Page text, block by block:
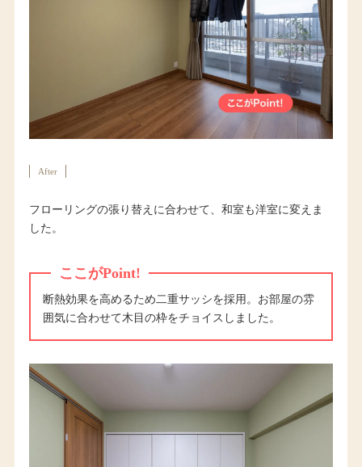
After
フローリングの張り替えに合わせて、和室も洋室に変えま
した。
ここがPoint!
断熱効果を高めるため二重サッシを採用。お部屋の雰
囲気に合わせて木目の枠をチョイスしました。